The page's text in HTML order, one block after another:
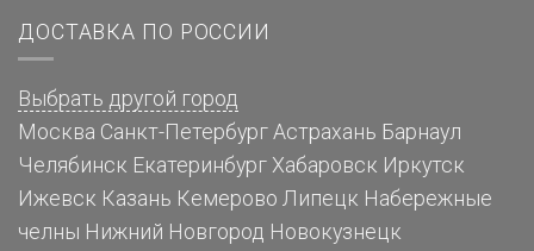
ДОСТАВКА ПО РОССИИ
Выбрать другой город
Москва Санкт-Петербург Астрахань Барнаул
Челябинск Екатеринбург Хабаровск Иркутск
Ижевск Казань Кемерово Липецк Набережные
челны Нижний Новгород Новокузнецк